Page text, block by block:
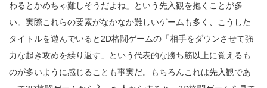
わるとかめちゃ難しそうだよね」という先入観を抱くことが多
い。実際これらの要素がなかなか難しいゲームも多く、こうした
タイトルを遊んでいると2D格闘ゲームの「相手をダウンさせて強
力な起き攻めを繰り返す」という代表的な勝ち筋以上に覚えるも
のが多いように感じることも事実だ。もちろんこれは先入観であ